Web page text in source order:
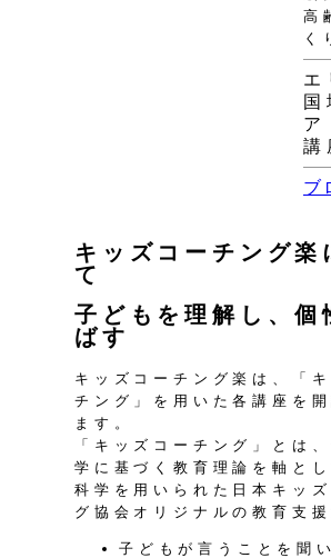
高
く
エ
国
ア
講
ブ
キッズコーチング楽
て
子どもを理解し、個
ばす
キッズコーチング楽は、「
チング」を用いた各講座を
ます。
「キッズコーチング」とは
学に基づく教育理論を軸と
科学を用いられた日本キッズ
グ協会オリジナルの教育支援
子どもが言うことを聞